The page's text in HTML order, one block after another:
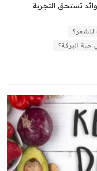
تستحق التجربة
للشعر؟
حبة البركة؟